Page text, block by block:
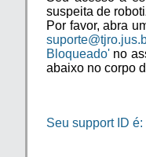
suspeita de
Por favor, abra
Bloqueado' no
abaixo no corpo
Seu support ID é: